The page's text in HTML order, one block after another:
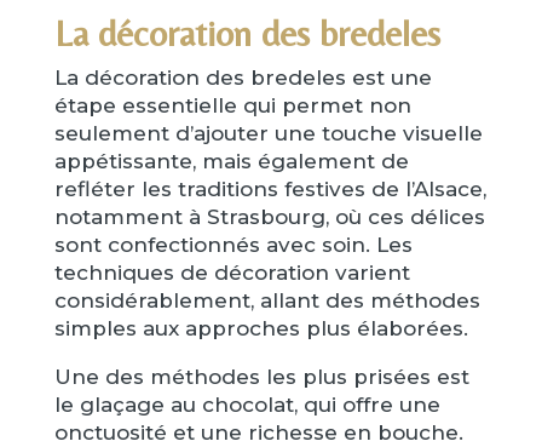
La décoration des bredeles
La décoration des bredeles est une
étape essentielle qui permet non
seulement d’ajouter une touche visuelle
appétissante, mais également de
refléter les traditions festives de l’Alsace,
notamment à Strasbourg, où ces délices
sont confectionnés avec soin. Les
techniques de décoration varient
considérablement, allant des méthodes
simples aux approches plus élaborées.
Une des méthodes les plus prisées est
le glaçage au chocolat, qui offre une
onctuosité et une richesse en bouche.